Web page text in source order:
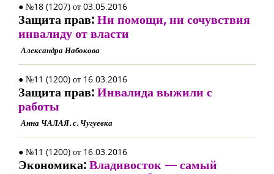
● №18 (1207) от 03.05.2016
Защита прав:Ни помощи, ни сочувствия
инвалиду от власти
Александра Набокова
● №11 (1200) от 16.03.2016
Защита прав:Инвалида выжили с
работы
Анна ЧАЛАЯ. с. Чугуевка
● №11 (1200) от 16.03.2016
Экономика:Владивосток — самый